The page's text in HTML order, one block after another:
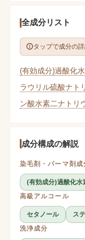
全成分リスト
タップで成分の
(有効成分)過酸化
ラウリル硫酸ナト
ン酸水素二ナトリ
成分構成の解説
染毛剤・パーマ剤成
(有効成分)過酸化水
高級アルコール
セタノール ス
洗浄成分